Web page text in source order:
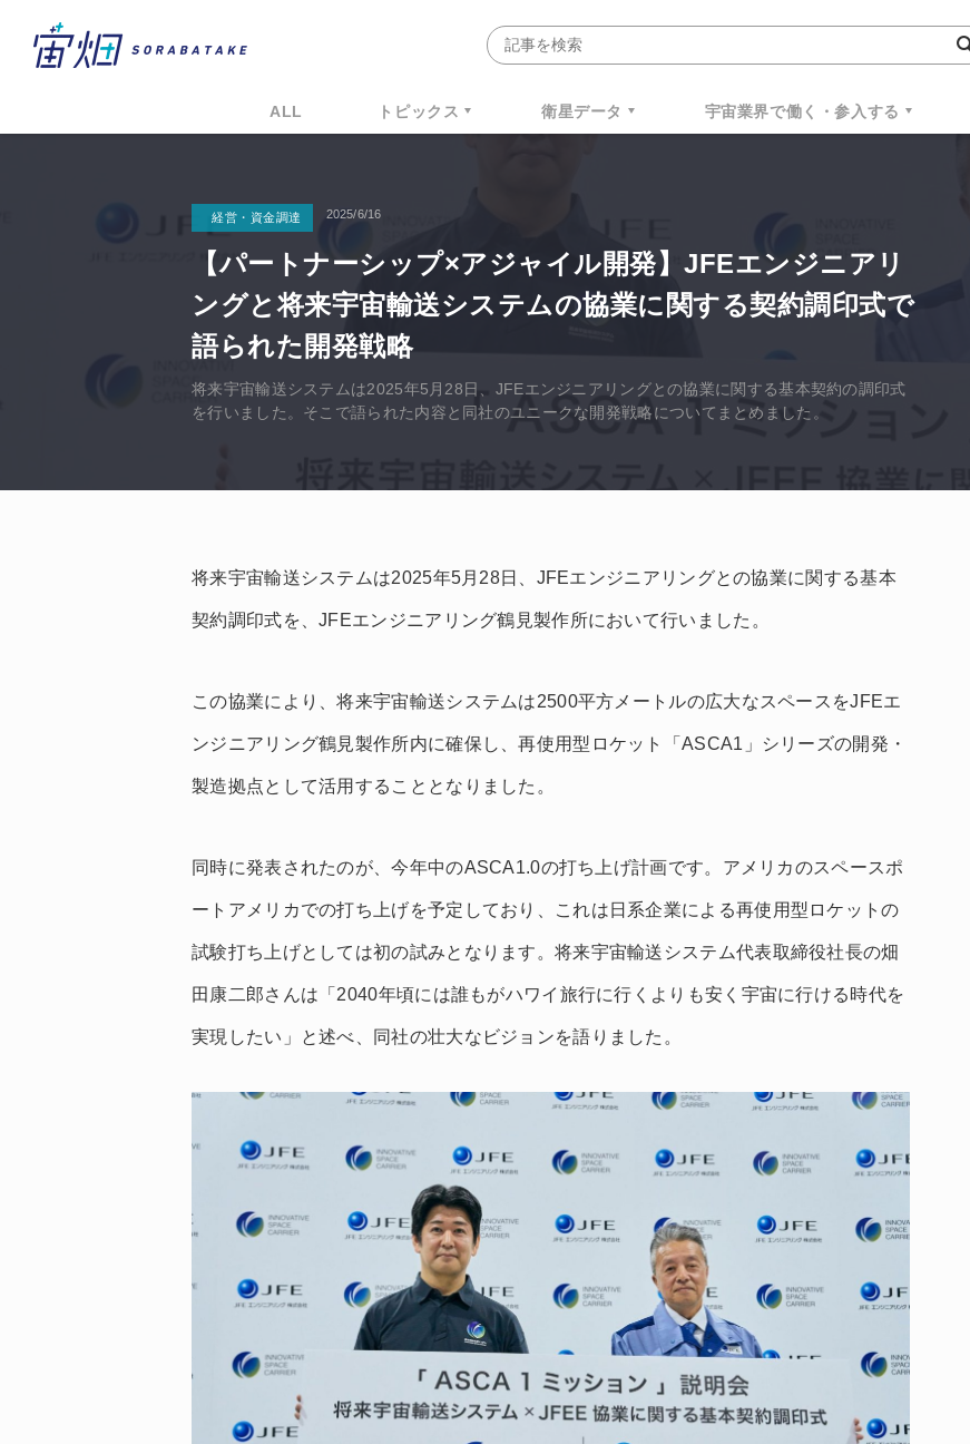
ALL トピックス 衛星データ 宇宙業界で働く・参入する
経営・資金調達 2025/6/16
【パートナーシップ×アジャイル開発】JFEエンジニアリ
ングと将来宇宙輸送システムの協業に関する契約調印式で
語られた開発戦略
将来宇宙輸送システムは2025年5月28日、JFEエンジニアリングとの協業に関する基本契約の調印式
を行いました。そこで語られた内容と同社のユニークな開発戦略についてまとめました。
将来宇宙輸送システムは2025年5月28日、JFEエンジニアリングとの協業に関する基本
契約調印式を、JFEエンジニアリング鶴見製作所において行いました。
この協業により、将来宇宙輸送システムは2500平方メートルの広大なスペースをJFEエ
ンジニアリング鶴見製作所内に確保し、再使用型ロケット「ASCA1」シリーズの開発・
製造拠点として活用することとなりました。
同時に発表されたのが、今年中のASCA1.0の打ち上げ計画です。アメリカのスペースポ
ートアメリカでの打ち上げを予定しており、これは日系企業による再使用型ロケットの
試験打ち上げとしては初の試みとなります。将来宇宙輸送システム代表取締役社長の畑
田康二郎さんは「2040年頃には誰もがハワイ旅行に行くよりも安く宇宙に行ける時代を
実現したい」と述べ、同社の壮大なビジョンを語りました。